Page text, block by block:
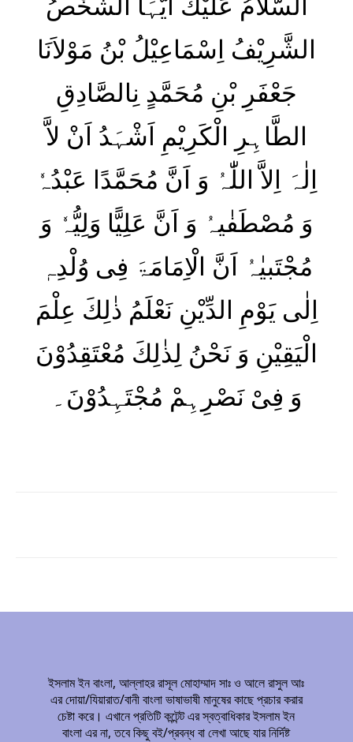
اَلسَّلاَمُ عَلَیْكَ اَیُّہَا الشَّخْصُ
الشَّرِیْفُ اِسْمَاعِیْلُ بْنُ مَوْلاَنَا
جَعْفَرِ بْنِ مُحَمَّدٍ نِالصَّادِقِ
الطَّاہِرِ الْكَرِیْمِ اَشْہَدُ اَنْ لاَّ
اِلٰہَ اِلاَّ اللّٰہُ وَ اَنَّ مُحَمَّدًا عَبْدُہٗ
وَ مُصْطَفٰیہُ وَ اَنَّ عَلِیًّا وَلِیُّہٗ وَ
مُجْتَبیٰہُ اَنَّ الْاِمَامَۃَ فِی وُلْدِہٖ
اِلٰی یَوْمِ الدِّیْنِ نَعْلَمُ ذٰلِكَ عِلْمَ
الْیَقِیْنِ وَ نَحْنُ لِذٰلِكَ مُعْتَقِدُوْنَ
وَ فِیْ نَصْرِہِمْ مُجْتَہِدُوْنَ۔
ইসলাম ইন বাংলা, আল্লাহর রাসূল মোহাম্মাদ সাঃ ও আলে রাসুল আঃ
এর দোয়া/যিয়ারাত/বানী বাংলা ভাষাভাষী মানুষের কাছে প্রচার করার
চেষ্টা করে। এখানে প্রতিটি কন্টেন্ট এর স্বত্বাধিকার ইসলাম ইন
বাংলা এর না, তবে কিছু বই/প্রবন্ধ বা লেখা আছে যার নির্দিষ্ট